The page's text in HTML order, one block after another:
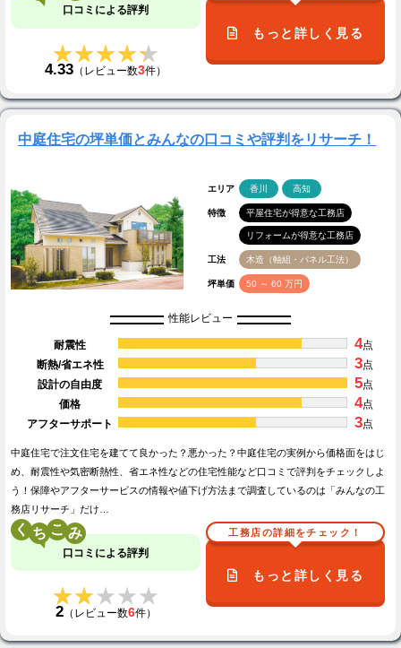
口コミによる評判
★★★★★
★★★★★
4.33 （レビュー数3件）
もっと詳しく見る
中庭住宅の坪単価とみんなの口コミや評判をリサーチ！
エリア 香川 高知
特徴 平屋住宅が得意な工務店
リフォームが得意な工務店
工法 木造（軸組・パネル工法）
坪単価 50 ～ 60 万円
性能レビュー
耐震性 4点
断熱/省エネ性
3点
設計の自由度
5点
価格
4点
アフターサポート
3点
中庭住宅で注文住宅を建てて良かった？悪かった？中庭住宅の実例から価格面をはじ
め、耐震性や気密断熱性、省エネ性などの住宅性能など口コミで評判をチェックしよ
う！保障やアフターサービスの情報や値下げ方法まで調査しているのは「みんなの工
務店リサーチ」だけ…
く こ
口コミによる評判
★★★★★
★★★★★
2（レビュー数6件）
工務店の詳細をチェック！
もっと詳しく見る